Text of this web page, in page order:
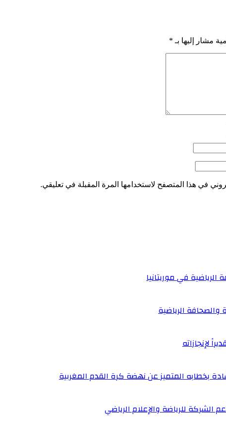
مشار إليها بـ *
في هذا المتصفح لاستخدامها المرة المقبلة في تعليقي.
الرياضية في موريتانيا
والصحافة الرياضية
لإنجازاته
بخطابه المتميز عن نهضة كرة القدم المغربية
الشركة للرياضة والإعلام الرياضي